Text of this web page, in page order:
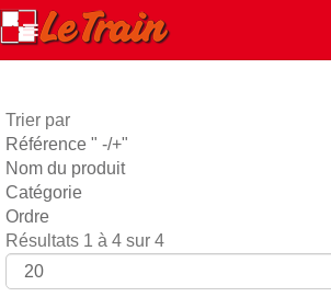
Trier par
Référence " -/+"
Nom du produit
Catégorie
Ordre
Résultats 1 à 4 sur 4